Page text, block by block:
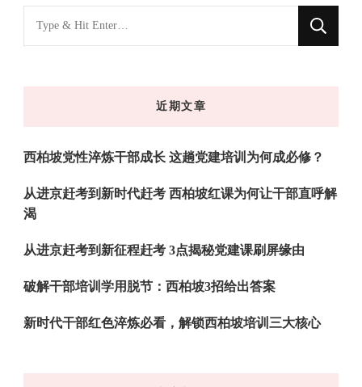
找
什
近期文章
西柏坡党性淬炼干部成长 这趟党建培训为何成必修？
从进京赶考到新时代赶考 西柏坡红课为何让干部直呼解
渴
从进京赶考到新征程赶考 3点揭秘党建课刷屏缘由
破解干部培训学用脱节：西柏坡3招给出答案
新时代干部红色淬炼必看，解锁西柏坡培训三大核心